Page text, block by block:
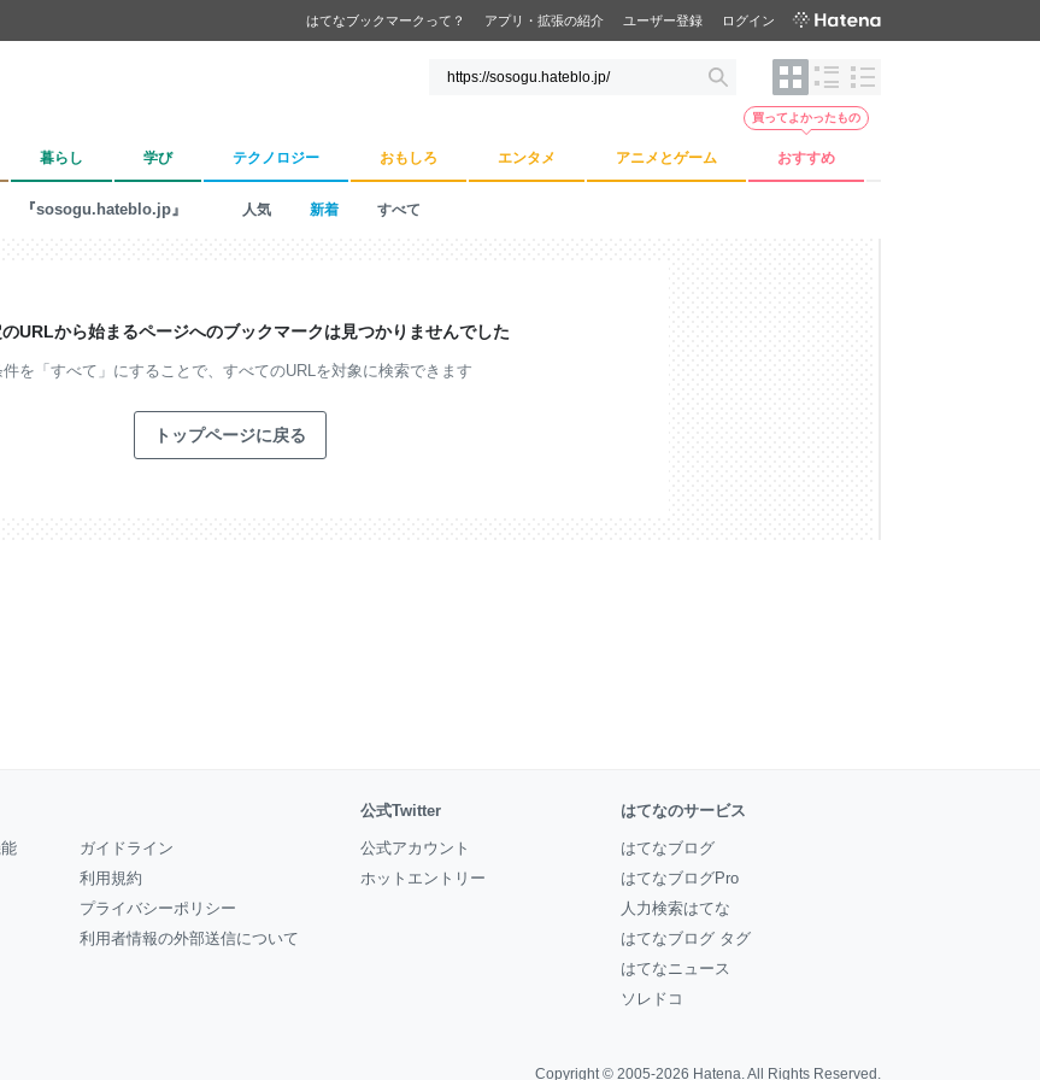
はてなブックマークって？ アプリ・拡張の紹介 ユーザー登録 ログイン
暮らし 学び テクノロジー おもしろ エンタメ アニメとゲーム おすすめ
買ってよかったもの
『sosogu.hateblo.jp』 人気 新着 すべて
URLから始まるページへのブックマークは見つかりませんでした
件を「すべて」にすることで、 すべてのURLを対象に検索できます
トップページに戻る
ガイドライン
利用規約
プライバシーポリシー
利用者情報の外部送信について
公式Twitter
公式アカウント
ホットエントリー
はてなのサービス
はてなブログ
はてなブログPro
人力検索はてな
はてなブログ タグ
はてなニュース
ソレドコ
Copyright © 2005-2026 Hatena. All Rights Reserved.